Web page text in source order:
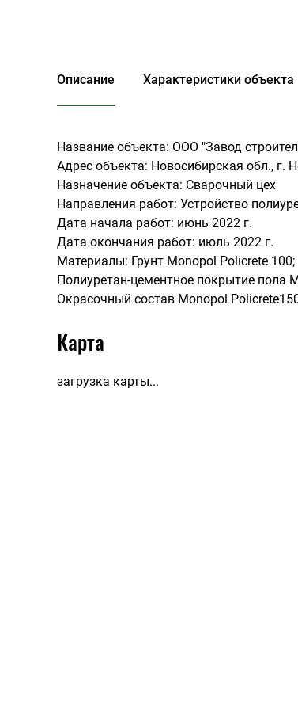
Описание Характеристики объекта
Название объекта: ООО "Завод
Адрес объекта: Новосибирская обл., г.
Назначение объекта: Сварочный цех
Направления работ: Устройство
Дата начала работ: июнь 2022 г.
Дата окончания работ: июль 2022 г.
Материалы: Грунт Monopol Policrete 100;
Полиуретан-цементное покрытие пола
Окрасочный состав Monopol
Карта
загрузка карты...